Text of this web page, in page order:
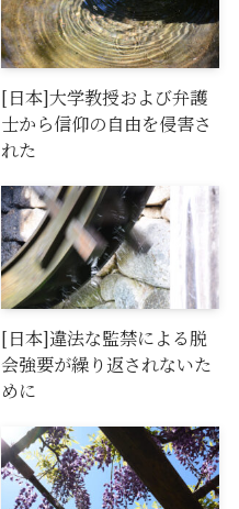
[日本]大学教授および弁護
士から信仰の自由を侵害さ
れた
[日本]違法な監禁による脱
会強要が繰り返されないた
めに